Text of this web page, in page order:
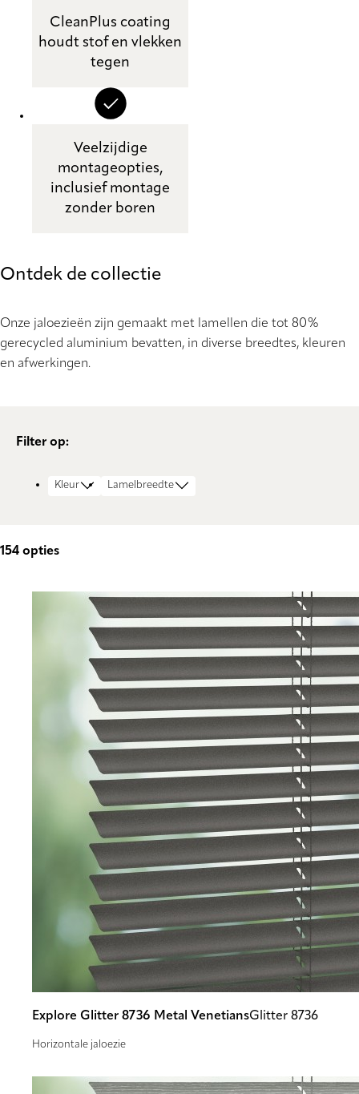
CleanPlus coating
houdt stof en vlekken
tegen
Veelzijdige
montageopties,
inclusief montage
zonder boren
Ontdek de collectie
Onze jaloezieën zijn gemaakt met lamellen die tot 80%
gerecycled aluminium bevatten, in diverse breedtes, kleuren
en afwerkingen.
Filter op:
Kleur Lamelbreedte
154 opties
Explore Glitter 8736 Metal VenetiansGlitter 8736
Horizontale jaloezie